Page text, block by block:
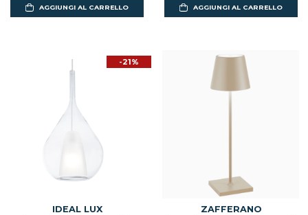
AGGIUNGI AL CARRELLO AGGIUNGI AL CARRELLO
-21%
IDEAL LUX ZAFFERANO